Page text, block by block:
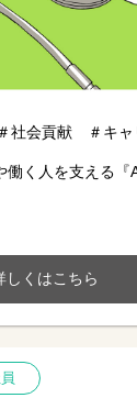
社会貢献 ＃キャ
働く人を支える『
ムアプリ開発な
社で発揮して頂
般（採用・総務
スペースでIPO
そろっています。
多様性を活かし
しくはこちら